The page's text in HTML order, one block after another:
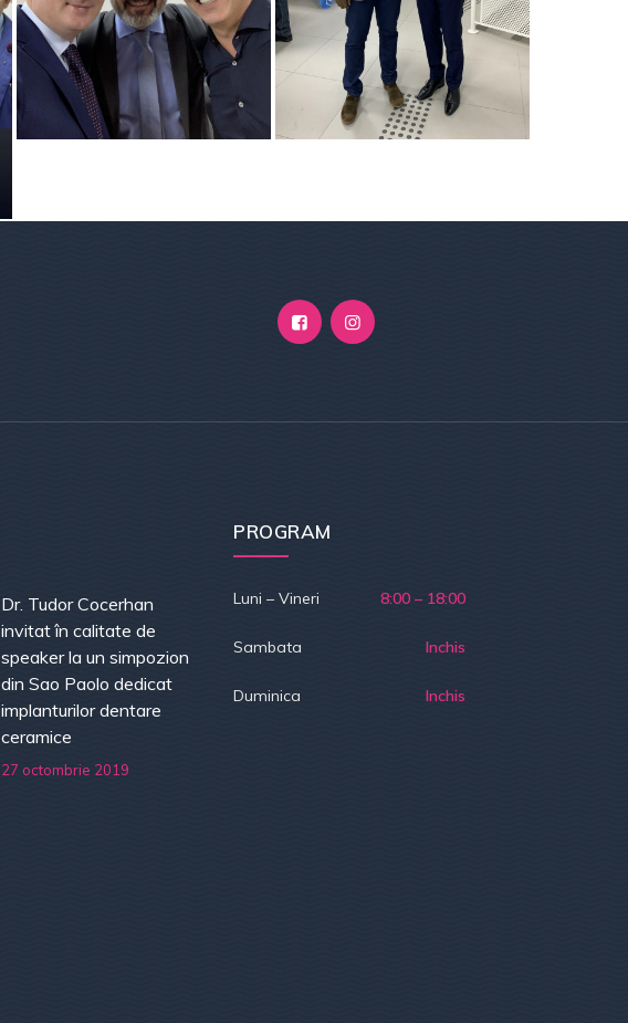
Dr. Tudor Cocerhan
invitat în calitate de
speaker la un simpozion
din Sao Paolo dedicat
implanturilor dentare
ceramice
27 octombrie 2019
PROGRAM
Luni – Vineri 8:00 – 18:00
Sambata Inchis
Duminica Inchis